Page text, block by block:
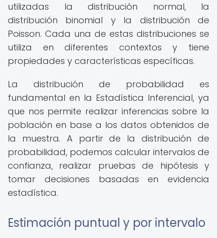
utilizadas la distribución normal, la
distribución binomial y la distribución de
Poisson. Cada una de estas distribuciones se
utiliza en diferentes contextos y tiene
propiedades y características específicas.
La distribución de probabilidad es
fundamental en la Estadística Inferencial, ya
que nos permite realizar inferencias sobre la
población en base a los datos obtenidos de
la muestra. A partir de la distribución de
probabilidad, podemos calcular intervalos de
confianza, realizar pruebas de hipótesis y
tomar decisiones basadas en evidencia
estadística.
Estimación puntual y por intervalo